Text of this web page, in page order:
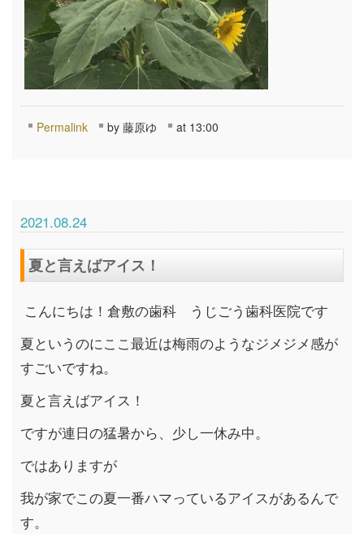
Permalink by 藤原ゆ at 13:00
2021.08.24
夏と言えばアイス！
こんにちは！倉敷の歯科 うじごう歯科医院です
夏というのにここ最近は梅雨のようなジメジメ感が
すごいですね。
夏と言えばアイス！
ですが連日の猛暑から、少し一休み中。
ではありますが
我が家でこの夏一番ハマっているアイスがあるんで
す。